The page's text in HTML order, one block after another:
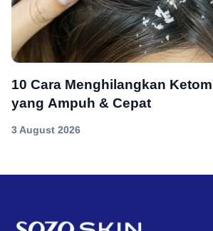
10 Cara Menghilangkan
yang Ampuh & Cepat
3 August 2026